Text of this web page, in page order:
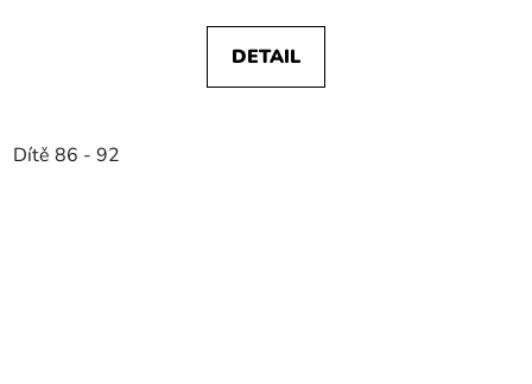
DETAIL
Dítě 86 - 92